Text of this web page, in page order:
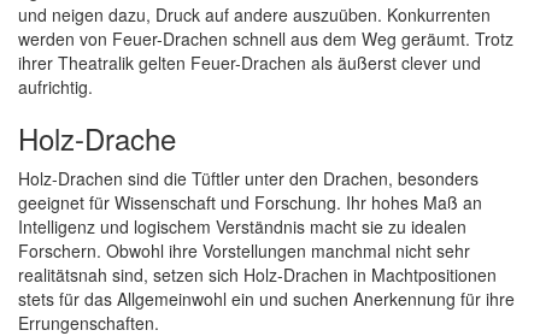
und neigen dazu, Druck auf andere auszuüben. Konkurrenten
werden von Feuer-Drachen schnell aus dem Weg geräumt. Trotz
ihrer Theatralik gelten Feuer-Drachen als äußerst clever und
aufrichtig.
Holz-Drache
Holz-Drachen sind die Tüftler unter den Drachen, besonders
geeignet für Wissenschaft und Forschung. Ihr hohes Maß an
Intelligenz und logischem Verständnis macht sie zu idealen
Forschern. Obwohl ihre Vorstellungen manchmal nicht sehr
realitätsnah sind, setzen sich Holz-Drachen in Machtpositionen
stets für das Allgemeinwohl ein und suchen Anerkennung für ihre
Errungenschaften.